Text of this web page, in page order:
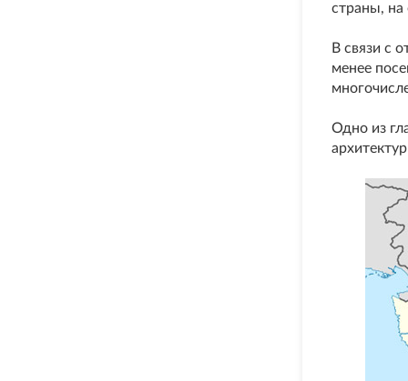
страны,
В связи с
менее
Одно из